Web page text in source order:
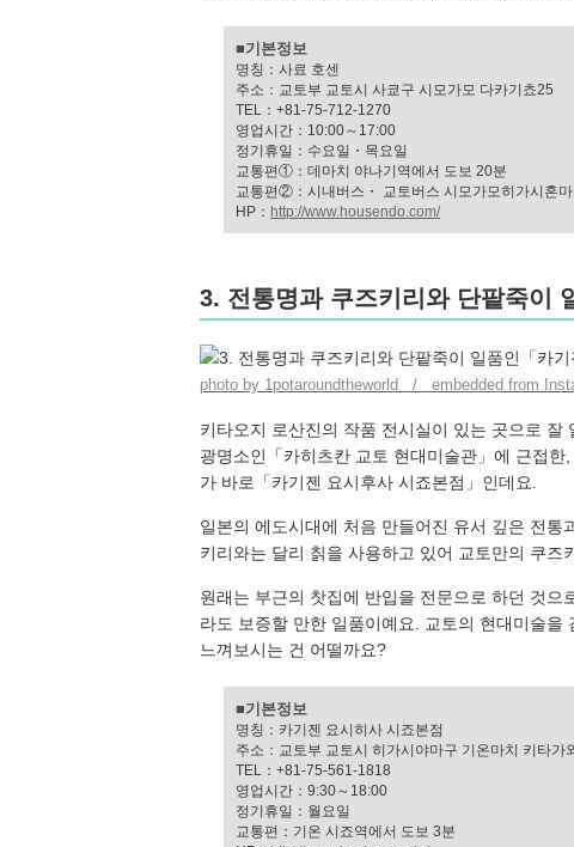
■기본정보
명칭：사료 호센
주소：교토부 교토시 사쿄구 시모가모 다카기쵸25
TEL：+81-75-712-1270
영업시간：10:00～17:00
정기휴일：수요일・목요일
교통편①：데마치 야나기역에서 도보 20분
교통편②：시내버스・ 교토버스 시모가모히가시혼
HP： http://www.housendo.com/
3. 전통명과 쿠즈키리와 단팥죽이
photo by 1potaroundtheworld / embedded from
키타오지 로산진의 작품 전시실이 있는 곳으로
광명소인「카히츠칸 교토 현대미술관」에 근접
가 바로「카기젠 요시후사 시죠본점」인데요.
일본의 에도시대에 처음 만들어진 유서 깊은 전
키리와는 달리 칡을 사용하고 있어 교토만의 쿠즈
원래는 부근의 찻집에 반입을 전문으로 하던 것
라도 보증할 만한 일품이예요. 교토의 현대미술
느껴보시는 건 어떨까요?
■기본정보
명칭：카기젠 요시히사 시죠본점
주소：교토부 교토시 히가시야마구 기온마치 키타가
TEL：+81-75-561-1818
영업시간：9:30～18:00
정기휴일：월요일
교통편：기온 시죠역에서 도보 3분